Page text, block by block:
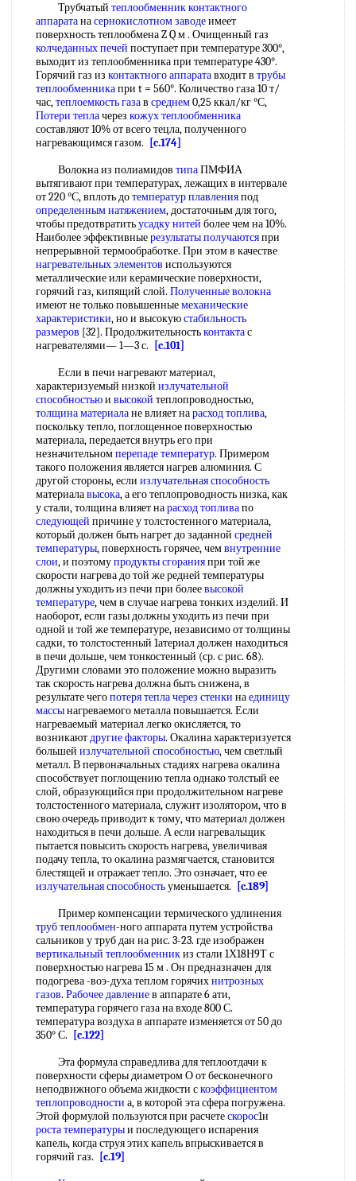
Трубчатый теплообменник контактного
аппаратанасернокислотном заводеимеет
поверхность теплообмена Z Q м . Очищенный газ
колчеданных печей поступает при температуре 300°,
выходит из теплообменника при температуре 430°.
Горячий газ из контактного аппаратавходит в трубы
теплообменникапри t = 560°. Количество газа 10 т/
час,теплоемкость газав среднем0,25 ккал/кг °С,
Потери теплачерез кожух теплообменника
составляют 10% от всего тецла, полученного
нагревающимся газом.
[c.174]
Волокна из полиамидов типаПМФИА
вытягивают при температурах, лежащих в интервале
от 220 °С, вплоть дотемператур плавленияпод
определенным натяжением, достаточным для того,
чтобы предотвратитьусадку нитей более чем на 10%.
Наиболее эффективныерезультаты получаютсяпри
непрерывной термообработке. При этом в качестве
нагревательных элементов используются
металлические или керамические поверхности,
горячий газ, кипящий слой. Полученные волокна
имеют не только повышенныемеханические
характеристики, но и высокуюстабильность
размеров [32]. Продолжительностьконтактас
нагревателями— 1—3 с.
[c.101]
Если в печи нагревают материал,
характеризуемый низкой излучательной
способностьюи высокой теплопроводностью,
толщина материалане влияет нарасход топлива,
поскольку тепло, поглощенное поверхностью
материала, передается внутрь его при
незначительномперепаде температур. Примером
такого положения является нагрев алюминия. С
другой стороны, если излучательная способность
материалавысока, а его теплопроводность низка, как
у стали, толщина влияет нарасход топливапо
следующей причине у толстостенного материала,
который должен быть нагрет до заданной средней
температуры, поверхность горячее, чемвнутренние
слои, и поэтомупродукты сгоранияпри той же
скорости нагрева до той же редней температуры
должны уходить из печи при болеевысокой
температуре, чем в случае нагрева тонких изделий. И
наоборот, если газы должны уходить из печи при
одной и той же температуре, независимо от толщины
садки, то толстостенный 1атериал должен находиться
в печи дольше, чем тонкостенный (ср. с рис. 68).
Другими словами это положение можно выразить
так скорость нагрева должна быть снижена, в
результате чегопотеря тепла через стенки наединицу
массынагреваемого металла повышается. Если
нагреваемый материал легко окисляется, то
возникаютдругие факторы. Окалина характеризуется
большей излучательной способностью, чем светлый
металл. В первоначальных стадиях нагрева окалина
способствует поглощению тепла однако толстый ее
слой, образующийся при продолжительном нагреве
толстостенного материала, служит изолятором, что в
свою очередь приводит к тому, что материал должен
находиться в печи дольше. А если нагревальщик
пытается повысить скорость нагрева, увеличивая
подачу тепла, то окалина размягчается, становится
блестящей и отражает тепло. Это означает, что ее
излучательная способностьуменьшается.
[c.189]
Пример компенсации термического удлинения
труб теплообмен-ного аппарата путем устройства
сальников у труб дан на рис. 3-23. где изображен
вертикальный теплообменникиз стали 1Х18Н9Т с
поверхностью нагрева 15 м . Он предназначен для
подогрева -воэ-духа теплом горячихнитрозных
газов. Рабочее давлениев аппарате 6 ати,
температура горячего газа на входе 800 С.
температура воздуха в аппарате изменяется от 50 до
350° С.
[c.122]
Эта формула справедлива для теплоотдачи к
поверхности сферы диаметром О от бесконечного
неподвижного объема жидкости скоэффициентом
теплопроводности а, в которой эта сфера погружена.
Этой формулой пользуются при расчетескорос1и
роста температурыи последующего испарения
капель, когда струя этих капель впрыскивается в
горячий газ.
[c.19]